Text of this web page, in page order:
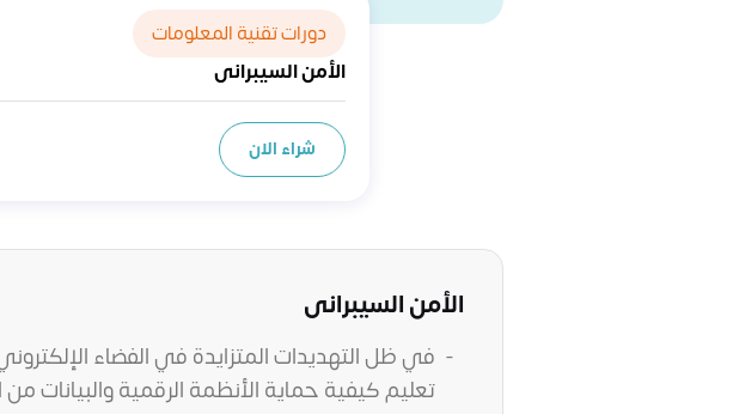
دورات تقنية المعلومات
الأمن السيبرانى
شراء الان
الأمن السيبرانى
في ظل التهديدات المتزايدة في الفضاء
تعليم كيفية حماية الأنظمة الرقمية والبيانات من